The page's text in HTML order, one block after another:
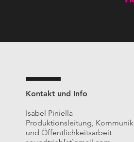
Kontakt und Info
Isabel Piniella
Produktionsleitung,
und Öffentlichkeitsarbeit